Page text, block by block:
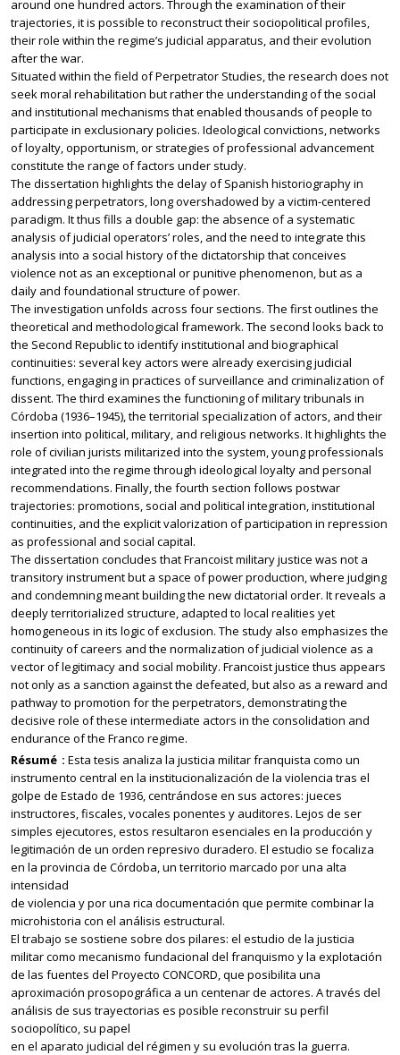
around one hundred actors. Through the examination of their
trajectories, it is possible to reconstruct their sociopolitical profiles,
their role within the regime’s judicial apparatus, and their evolution
after the war.
Situated within the field of Perpetrator Studies, the research does not
seek moral rehabilitation but rather the understanding of the social
and institutional mechanisms that enabled thousands of people to
participate in exclusionary policies. Ideological convictions, networks
of loyalty, opportunism, or strategies of professional advancement
constitute the range of factors under study.
The dissertation highlights the delay of Spanish historiography in
addressing perpetrators, long overshadowed by a victim-centered
paradigm. It thus fills a double gap: the absence of a systematic
analysis of judicial operators’ roles, and the need to integrate this
analysis into a social history of the dictatorship that conceives
violence not as an exceptional or punitive phenomenon, but as a
daily and foundational structure of power.
The investigation unfolds across four sections. The first outlines the
theoretical and methodological framework. The second looks back to
the Second Republic to identify institutional and biographical
continuities: several key actors were already exercising judicial
functions, engaging in practices of surveillance and criminalization of
dissent. The third examines the functioning of military tribunals in
Córdoba (1936–1945), the territorial specialization of actors, and their
insertion into political, military, and religious networks. It highlights the
role of civilian jurists militarized into the system, young professionals
integrated into the regime through ideological loyalty and personal
recommendations. Finally, the fourth section follows postwar
trajectories: promotions, social and political integration, institutional
continuities, and the explicit valorization of participation in repression
as professional and social capital.
The dissertation concludes that Francoist military justice was not a
transitory instrument but a space of power production, where judging
and condemning meant building the new dictatorial order. It reveals a
deeply territorialized structure, adapted to local realities yet
homogeneous in its logic of exclusion. The study also emphasizes the
continuity of careers and the normalization of judicial violence as a
vector of legitimacy and social mobility. Francoist justice thus appears
not only as a sanction against the defeated, but also as a reward and
pathway to promotion for the perpetrators, demonstrating the
decisive role of these intermediate actors in the consolidation and
endurance of the Franco regime.
Résumé
Esta tesis analiza la justicia militar franquista como un
instrumento central en la institucionalización de la violencia tras el
golpe de Estado de 1936, centrándose en sus actores: jueces
instructores, fiscales, vocales ponentes y auditores. Lejos de ser
simples ejecutores, estos resultaron esenciales en la producción y
legitimación de un orden represivo duradero. El estudio se focaliza
en la provincia de Córdoba, un territorio marcado por una alta
intensidad
de violencia y por una rica documentación que permite combinar la
microhistoria con el análisis estructural.
El trabajo se sostiene sobre dos pilares: el estudio de la justicia
militar como mecanismo fundacional del franquismo y la explotación
de las fuentes del Proyecto CONCORD, que posibilita una
aproximación prosopográfica a un centenar de actores. A través del
análisis de sus trayectorias es posible reconstruir su perfil
sociopolítico, su papel
en el aparato judicial del régimen y su evolución tras la guerra.